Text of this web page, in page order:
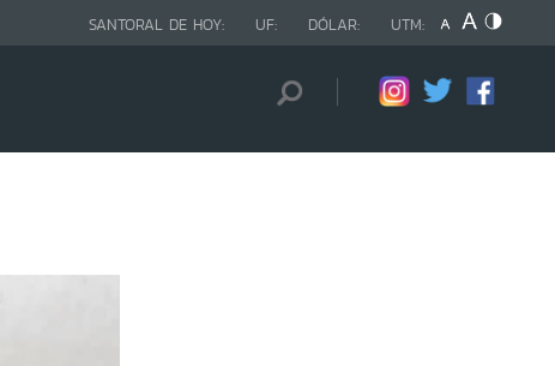
SANTORAL DE HOY: UF: DÓLAR: UTM: